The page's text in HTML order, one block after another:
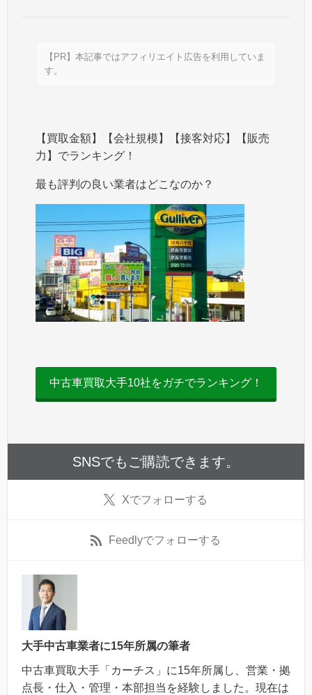
【PR】本記事ではアフィリエイト広告を利用していま
す。
【買取金額】【会社規模】【接客対応】【販売
力】でランキング！
最も評判の良い業者はどこなのか？
中古車買取大手10社をガチでランキング！
SNSでもご購読できます。
Xでフォローする
Feedlyでフォローする
大手中古車業者に15年所属の筆者
中古車買取大手「カーチス」に15年所属し、営業・拠
点長・仕入・管理・本部担当を経験しました。現在は